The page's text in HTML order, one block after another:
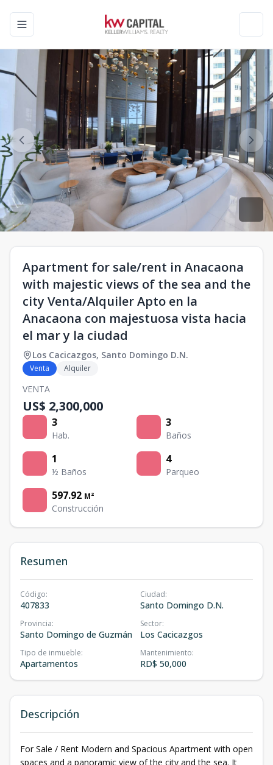
Toggle navigation menu
Apartment for sale/rent in Anacaona
with majestic views of the sea and the
city Venta/Alquiler Apto en la
Anacaona con majestuosa vista hacia
el mar y la ciudad
Los Cacicazgos, Santo Domingo D.N.
Venta Alquiler
VENTA
US$ 2,300,000
3
Hab.
3
Baños
1
½ Baños
4
Parqueo
597.92 M²
Construcción
Resumen
Código:
407833
Ciudad:
Santo Domingo D.N.
Provincia:
Santo Domingo de Guzmán
Sector:
Los Cacicazgos
Tipo de inmueble:
Apartamentos
Mantenimiento:
RD$ 50,000
Descripción
For Sale / Rent Modern and Spacious Apartment with open
spaces and a panoramic view of the city and the sea. It